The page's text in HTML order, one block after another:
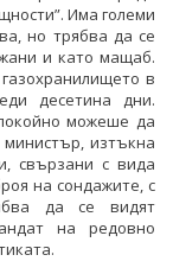
Има големи
но трябва да се
и като мащаб.
в
десетина дни.
можеше да
изтъкна
свързани с вида
на сондажите, с
да се видят
на редовно